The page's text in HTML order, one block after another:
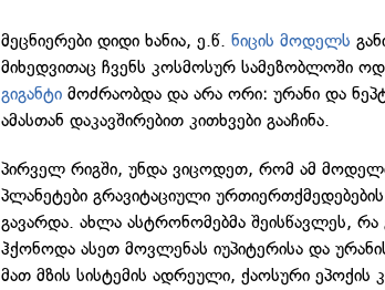
მეცნიერები დიდი ხანია, ე.წ.ნიცის მოდელს
მიხედვითაც ჩვენს კოსმოსურ სამეზობლოში
გიგანტი მოძრაობდა და არა ორი: ურანი და
ამასთან დაკავშირებით კითხვები გააჩინა.
პირველ რიგში, უნდა ვიცოდეთ, რომ ამ
პლანეტები გრავიტაციული
გავარდა. ახლა ასტრონომებმა შეისწავლეს,
ჰქონოდა ასეთ მოვლენას იუპიტერისა და
მათ მზის სისტემის ადრეული, ქაოსური ეპოქის